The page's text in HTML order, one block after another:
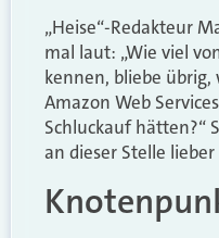
„Heise“-Redakteur
mal laut: „Wie viel
kennen, bliebe
Amazon Web
Schluckauf hätten?“
an dieser Stelle